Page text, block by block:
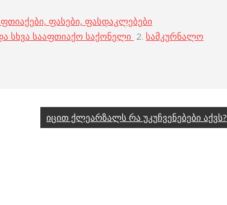
ფასები, ფასდაკლებები
სხვა სააფთიაქო საქონელი 2. სამკურნალო
იცით ქლეარზალს რა უკუჩვენებები აქვს?